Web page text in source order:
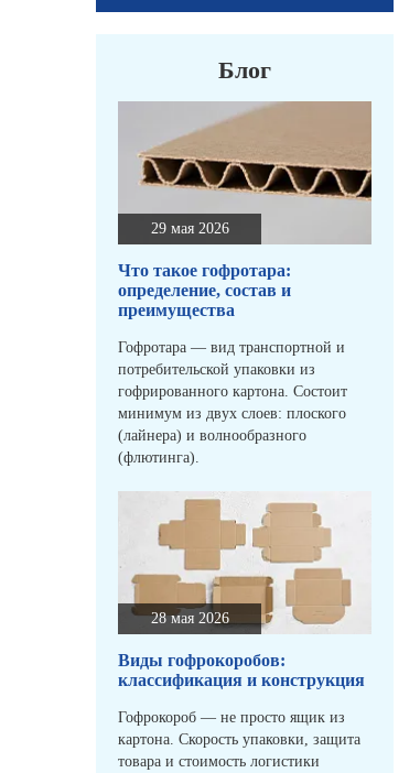
Блог
29 мая 2026
Что такое гофротара:
определение, состав и
преимущества
Гофротара — вид транспортной и
потребительской упаковки из
гофрированного картона. Состоит
минимум из двух слоев: плоского
(лайнера) и волнообразного
(флютинга).
28 мая 2026
Виды гофрокоробов:
классификация и конструкция
Гофрокороб — не просто ящик из
картона. Скорость упаковки, защита
товара и стоимость логистики